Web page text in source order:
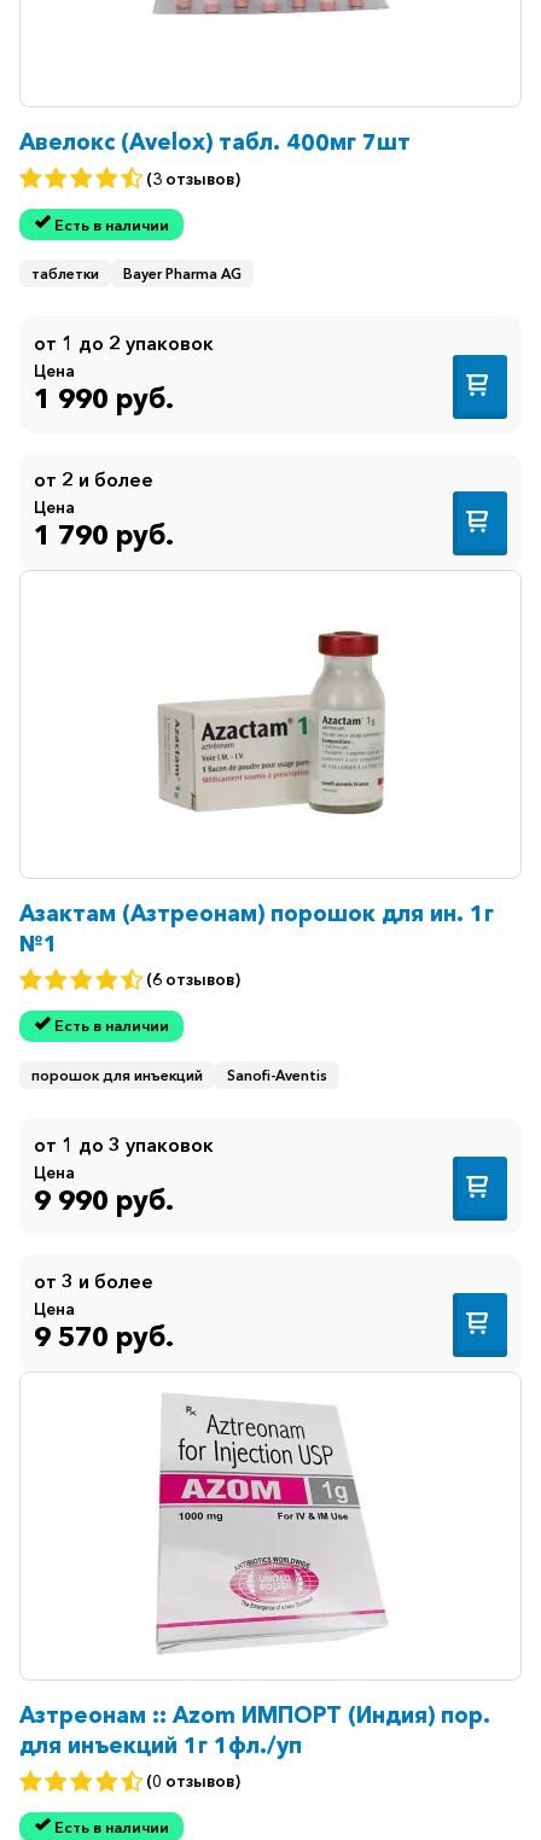
Противоаллергические
Противовоспалительные
Противогрибковые
Противоопухолевые
Противоподагрические
Противорвотные
Прочее
Пульмонология
Сосудистые
Тромбозы
Урология
Щитовидная
Авелокс (Avelox) табл. 400мг 7шт
(3 отзывов)
Есть в наличии
таблетки Bayer Pharma AG
от 1 до 2 упаковок
Цена
1 990 руб.
от 2 и более
Цена
1 790 руб.
Азактам (Азтреонам) порошок для ин. 1г
№1
(6 отзывов)
Есть в наличии
порошок для инъекций Sanofi-Aventis
от 1 до 3 упаковок
Цена
9 990 руб.
от 3 и более
Цена
9 570 руб.
Азтреонам :: Azom ИМПОРТ (Индия) пор.
для инъекций 1г 1фл./уп
(0 отзывов)
Есть в наличии